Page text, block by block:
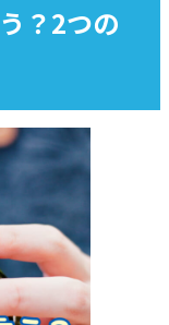
？2つの